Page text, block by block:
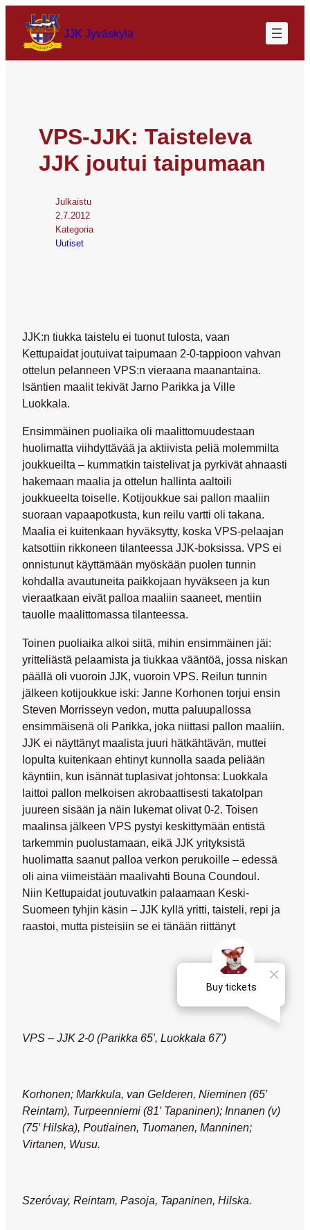
JJK Jyväskylä
VPS-JJK: Taisteleva
JJK joutui taipumaan
Julkaistu
2.7.2012
Kategoria
Uutiset
JJK:n tiukka taistelu ei tuonut tulosta, vaan
Kettupaidat joutuivat taipumaan 2-0-tappioon vahvan
ottelun pelanneen VPS:n vieraana maanantaina.
Isäntien maalit tekivätJarno Parikka ja Ville
Luokkala.
Ensimmäinen puoliaika oli maalittomuudestaan
huolimatta viihdyttävää ja aktiivista peliä molemmilta
joukkueilta – kummatkin taistelivat ja pyrkivät ahnaasti
hakemaan maalia ja ottelun hallinta aaltoili
joukkueelta toiselle. Kotijoukkue sai pallon maaliin
suoraan vapaapotkusta, kun reilu vartti oli takana.
Maalia ei kuitenkaan hyväksytty, koska VPS-pelaajan
katsottiin rikkoneen tilanteessa JJK-boksissa. VPS ei
onnistunut käyttämään myöskään puolen tunnin
kohdalla avautuneita paikkojaan hyväkseen ja kun
vieraatkaan eivät palloa maaliin saaneet, mentiin
tauolle maalittomassa tilanteessa.
Toinen puoliaika alkoi siitä, mihin ensimmäinen jäi:
yritteliästä pelaamista ja tiukkaa vääntöä, jossa niskan
päällä oli vuoroin JJK, vuoroin VPS. Reilun tunnin
jälkeen kotijoukkue iski: Janne Korhonen torjui ensin
Steven Morrisseyn vedon, mutta paluupallossa
ensimmäisenä oli Parikka, joka niittasi pallon maaliin.
JJK ei näyttänyt maalista juuri hätkähtävän, muttei
lopulta kuitenkaan ehtinyt kunnolla saada peliään
käyntiin, kun isännät tuplasivat johtonsa: Luokkala
laittoi pallon melkoisen akrobaattisesti takatolpan
juureen sisään ja näin lukemat olivat 0-2. Toisen
maalinsa jälkeen VPS pystyi keskittymään entistä
tarkemmin puolustamaan, eikä JJK yrityksistä
huolimatta saanut palloa verkon perukoille – edessä
oli aina viimeistään maalivahti Bouna Coundoul.
Niin Kettupaidat joutuvatkin palaamaan Keski-
Suomeen tyhjin käsin – JJK kyllä yritti, taisteli, repi ja
raastoi, mutta pisteisiin se ei tänään riittänyt
VPS – JJK 2-0 (Parikka 65′, Luokkala 67′)
Korhonen; Markkula, van Gelderen, Nieminen (65′
Reintam), Turpeenniemi (81′ Tapaninen); Innanen (v)
(75′ Hilska), Poutiainen, Tuomanen, Manninen;
Virtanen, Wusu.
Szeróvay, Reintam, Pasoja, Tapaninen, Hilska.